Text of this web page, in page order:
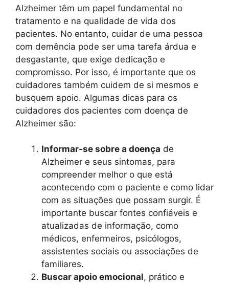
Alzheimer têm um papel fundamental no
tratamento e na qualidade de vida dos
pacientes. No entanto, cuidar de uma pessoa
com demência pode ser uma tarefa árdua e
desgastante, que exige dedicação e
compromisso. Por isso, é importante que os
cuidadores também cuidem de si mesmos e
busquem apoio. Algumas dicas para os
cuidadores dos pacientes com doença de
Alzheimer são:
Informar-se sobre a doença de
Alzheimer e seus sintomas, para
compreender melhor o que está
acontecendo com o paciente e como lidar
com as situações que possam surgir. É
importante buscar fontes confiáveis e
atualizadas de informação, como
médicos, enfermeiros, psicólogos,
assistentes sociais ou associações de
familiares.
Buscar apoio emocional, prático e